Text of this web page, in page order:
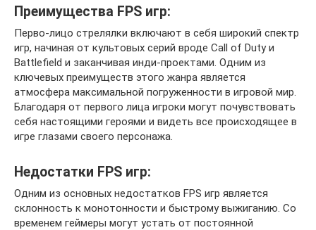
Преимущества FPS игр:
Перво-лицо стрелялки включают в себя широкий спектр
игр, начиная от культовых серий вроде Call of Duty и
Battlefield и заканчивая инди-проектами. Одним из
ключевых преимуществ этого жанра является
атмосфера максимальной погруженности в игровой мир.
Благодаря от первого лица игроки могут почувствовать
себя настоящими героями и видеть все происходящее в
игре глазами своего персонажа.
Недостатки FPS игр:
Одним из основных недостатков FPS игр является
склонность к монотонности и быстрому выжиганию. Со
временем геймеры могут устать от постоянной